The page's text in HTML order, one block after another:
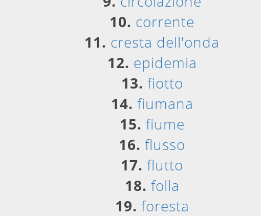
10. corrente
11. cresta dell'onda
12. epidemia
13. fiotto
14. fiumana
15. fiume
16. flusso
17. flutto
18. folla
19. foresta